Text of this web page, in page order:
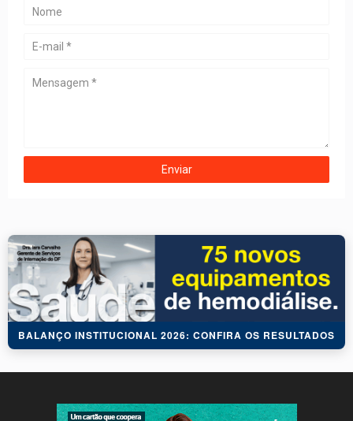
BALANÇO INSTITUCIONAL 2026: CONFIRA OS RESULTADOS